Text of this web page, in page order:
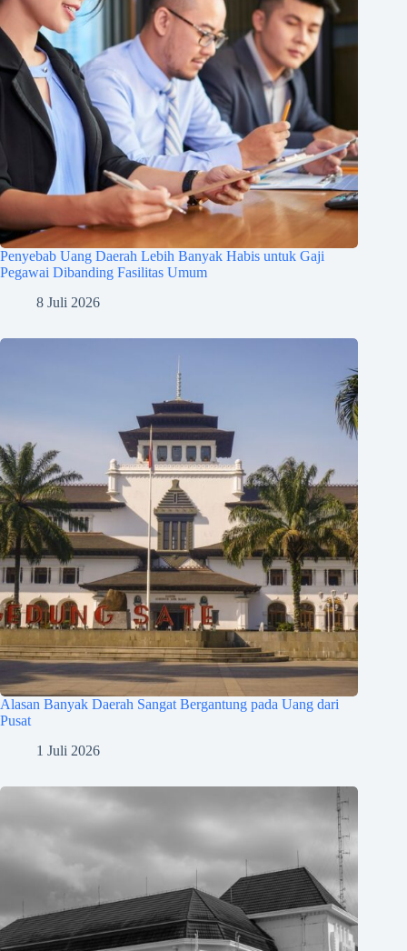
Penyebab Uang Daerah Lebih Banyak Habis untuk Gaji
Pegawai Dibanding Fasilitas Umum
8 Juli 2026
Alasan Banyak Daerah Sangat Bergantung pada Uang dari
Pusat
1 Juli 2026